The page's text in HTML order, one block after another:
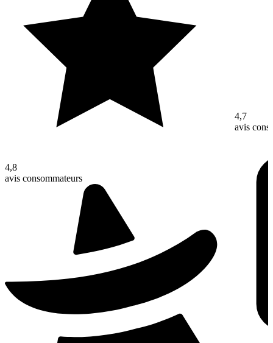
4,8
avis consommateurs
4,7
avis